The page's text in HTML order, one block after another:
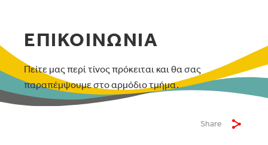
ΕΠΙΚΟΙΝΩΝΙΑ
Πείτε μας περί τίνος πρόκειται και θα σας
παραπέμψουμε στο αρμόδιο τμήμα.
Share